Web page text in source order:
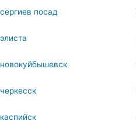
сергиев посад
элиста
новокуйбышевск
черкесск
каспийск